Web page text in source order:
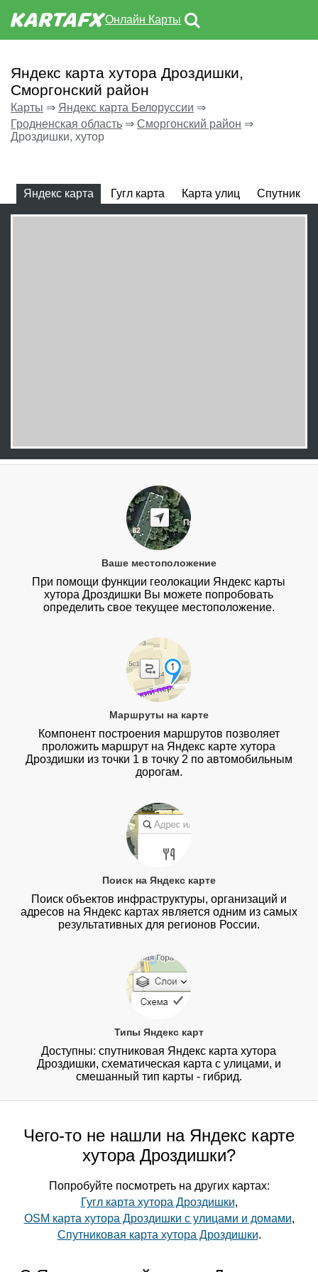
Онлайн Карты
Яндекс карта хутора Дроздишки,
Сморгонский район
Карты ⇒ Яндекс карта Белоруссии ⇒
Гродненская область ⇒ Сморгонский район ⇒
Дроздишки, хутор
Яндекс карта Гугл карта Карта улиц Спутник
Ваше местоположение
При помощи функции геолокации Яндекс карты
хутора Дроздишки Вы можете попробовать
определить свое текущее местоположение.
Маршруты на карте
Компонент построения маршрутов позволяет
проложить маршрут на Яндекс карте хутора
Дроздишки из точки 1 в точку 2 по автомобильным
дорогам.
Поиск на Яндекс карте
Поиск объектов инфраструктуры, организаций и
адресов на Яндекс картах является одним из самых
результативных для регионов России.
Типы Яндекс карт
Доступны: спутниковая Яндекс карта хутора
Дроздишки, схематическая карта с улицами, и
смешанный тип карты - гибрид.
Чего-то не нашли на Яндекс карте
хутора Дроздишки?
Попробуйте посмотреть на других картах:
Гугл карта хутора Дроздишки,
OSM карта хутора Дроздишки с улицами и домами,
Спутниковая карта хутора Дроздишки.